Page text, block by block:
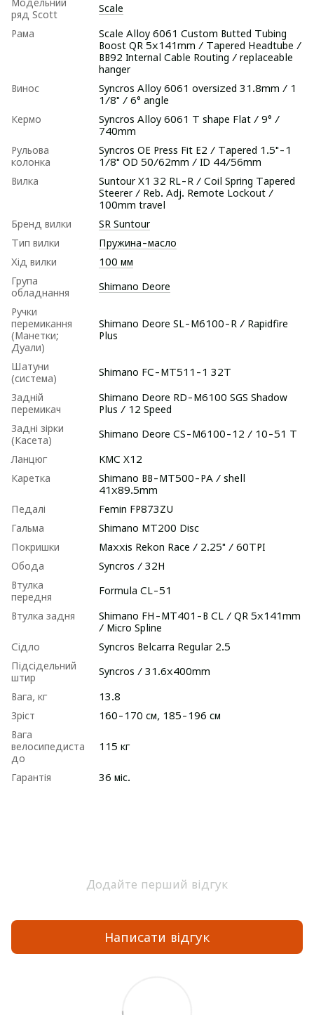
Модельний
ряд Scott
Scale
Рама
Scale Alloy 6061 Custom Butted Tubing
Boost QR 5x141mm / Tapered Headtube /
BB92 Internal Cable Routing / replaceable
hanger
Винос
Syncros Alloy 6061 oversized 31.8mm / 1
1/8" / 6° angle
Кермо
Syncros Alloy 6061 T shape Flat / 9° /
740mm
Рульова
колонка
Syncros OE Press Fit E2 / Tapered 1.5"-1
1/8" OD 50/62mm / ID 44/56mm
Вилка
Suntour X1 32 RL-R / Coil Spring Tapered
Steerer / Reb. Adj. Remote Lockout /
100mm travel
Бренд вилки
SR Suntour
Тип вилки
Пружина-масло
Хід вилки
100 мм
Група
обладнання
Shimano Deore
Ручки
перемикання
(Манетки;
Дуали)
Shimano Deore SL-M6100-R / Rapidfire
Plus
Шатуни
(система)
Shimano FC-MT511-1 32T
Задній
перемикач
Shimano Deore RD-M6100 SGS Shadow
Plus / 12 Speed
Задні зірки
(Касета)
Shimano Deore CS-M6100-12 / 10-51 T
Ланцюг
KMC X12
Каретка
Shimano BB-MT500-PA / shell
41x89.5mm
Педалі
Femin FP873ZU
Гальма
Shimano MT200 Disc
Покришки
Maxxis Rekon Race / 2.25" / 60TPI
Обода
Syncros / 32H
Втулка
передня
Formula CL-51
Втулка задня
Shimano FH-MT401-B CL / QR 5x141mm
/ Micro Spline
Сідло
Syncros Belcarra Regular 2.5
Підсідельний
штир
Syncros / 31.6x400mm
Вага, кг
13.8
Зріст
160-170 см, 185-196 см
Вага
велосипедиста
до
115 кг
Гарантія 36 міс.
Додайте перший відгук
Написати відгук